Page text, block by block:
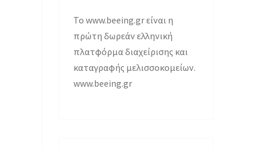
Το www.beeing.gr είναι η
πρώτη δωρεάν ελληνική
πλατφόρμα διαχείρισης και
καταγραφής μελισσοκομείων.
www.beeing.gr